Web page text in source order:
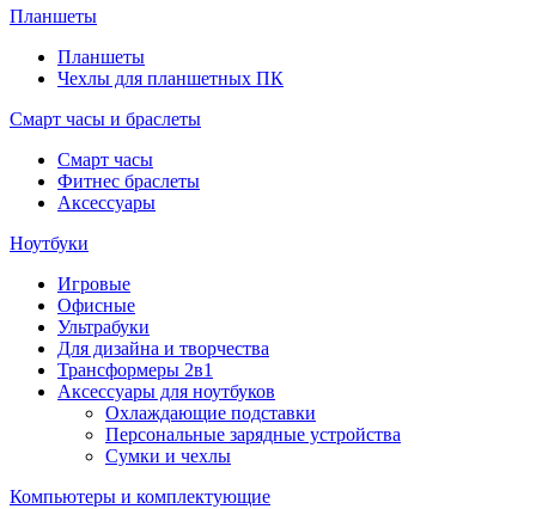
Планшеты
Планшеты
Чехлы для планшетных ПК
Смарт часы и браслеты
Смарт часы
Фитнес браслеты
Аксессуары
Ноутбуки
Игровые
Офисные
Ультрабуки
Для дизайна и творчества
Трансформеры 2в1
Аксессуары для ноутбуков
Охлаждающие подставки
Персональные зарядные устройства
Сумки и чехлы
Компьютеры и комплектующие